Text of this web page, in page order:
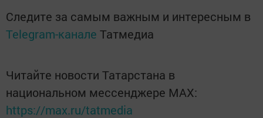
Следите за самым важным и интересным в
Telegram-канале Татмедиа
Читайте новости Татарстана в
национальном мессенджере MАХ:
https://max.ru/tatmedia